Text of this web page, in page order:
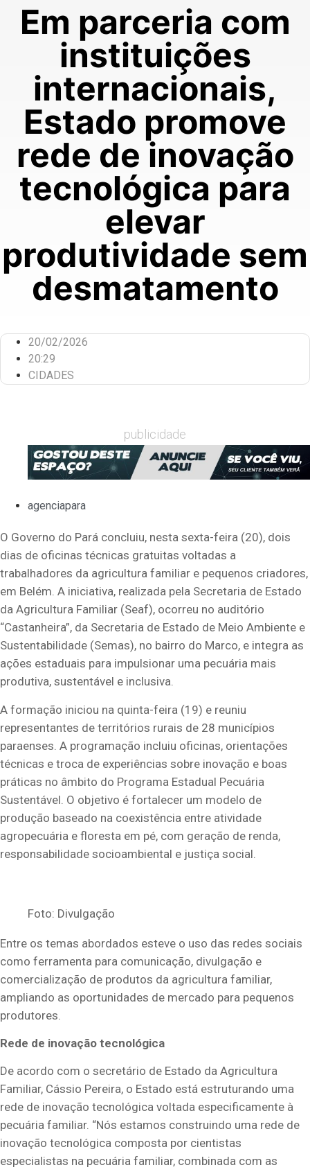
Em parceria com
instituições
internacionais,
Estado promove
rede de inovação
tecnológica para
elevar
produtividade sem
desmatamento
20/02/2026
20:29
CIDADES
publicidade
agenciapara
O Governo do Pará concluiu, nesta sexta-feira (20), dois
dias de oficinas técnicas gratuitas voltadas a
trabalhadores da agricultura familiar e pequenos criadores,
em Belém. A iniciativa, realizada pela Secretaria de Estado
da Agricultura Familiar (Seaf), ocorreu no auditório
“Castanheira”, da Secretaria de Estado de Meio Ambiente e
Sustentabilidade (Semas), no bairro do Marco, e integra as
ações estaduais para impulsionar uma pecuária mais
produtiva, sustentável e inclusiva.
A formação iniciou na quinta-feira (19) e reuniu
representantes de territórios rurais de 28 municípios
paraenses. A programação incluiu oficinas, orientações
técnicas e troca de experiências sobre inovação e boas
práticas no âmbito do Programa Estadual Pecuária
Sustentável. O objetivo é fortalecer um modelo de
produção baseado na coexistência entre atividade
agropecuária e floresta em pé, com geração de renda,
responsabilidade socioambiental e justiça social.
Foto: Divulgação
Entre os temas abordados esteve o uso das redes sociais
como ferramenta para comunicação, divulgação e
comercialização de produtos da agricultura familiar,
ampliando as oportunidades de mercado para pequenos
produtores.
Rede de inovação tecnológica
De acordo com o secretário de Estado da Agricultura
Familiar, Cássio Pereira, o Estado está estruturando uma
rede de inovação tecnológica voltada especificamente à
pecuária familiar. “Nós estamos construindo uma rede de
inovação tecnológica composta por cientistas
especialistas na pecuária familiar, combinada com as